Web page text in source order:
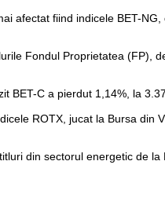
afectat fiind indicele BET-
Fondul Proprietatea (FP),
BET-C a pierdut 1,14%, la
ROTX, jucat la Bursa din
din sectorul energetic de